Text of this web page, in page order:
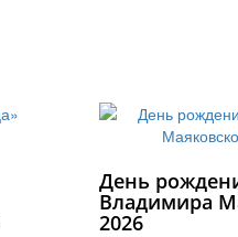
День
Владимира
2026